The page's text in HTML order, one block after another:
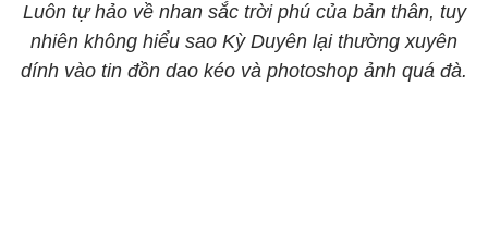
Luôn tự hảo về nhan sắc trời phú của bản thân, tuy
nhiên không hiểu sao Kỳ Duyên lại thường xuyên
dính vào tin đồn dao kéo và photoshop ảnh quá đà.